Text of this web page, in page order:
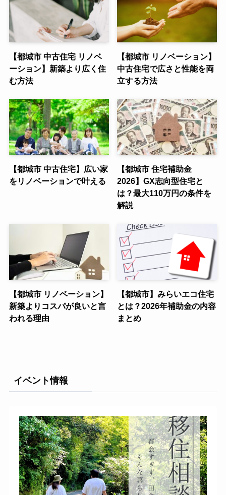
【都城市 中古住宅 リノベ
ーション】新築より広く住
む方法
【都城市 リノベーション】
中古住宅で広さと性能を両
立する方法
【都城市 中古住宅】広い家
をリノベーションで叶える
【都城市 住宅補助金
2026】GX志向型住宅と
は？最大110万円の条件を
解説
【都城市 リノベーション】
新築よりコスパが良いと言
われる理由
【都城市】みらいエコ住宅
とは？2026年補助金の内容
まとめ
イベント情報